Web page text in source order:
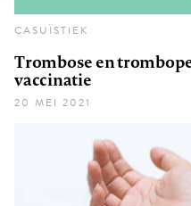
CASUÏSTIEK
Trombose en
vaccinatie
20 MEI 2021